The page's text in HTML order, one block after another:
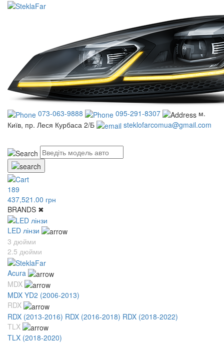
073-063-9888 095-291-8307
м.
Київ, пр. Леся Курбаса 2/Б
steklofarcomua@gmail.com
189
437,521.00 грн
BRANDS ✖
LED лінзи
3 дюйми
2.5 дюйми
Acura
MDX
MDX YD2 (2006-2013)
RDX
RDX (2013-2016) RDX (2016-2018) RDX (2018-2022)
TLX
TLX (2018-2020)